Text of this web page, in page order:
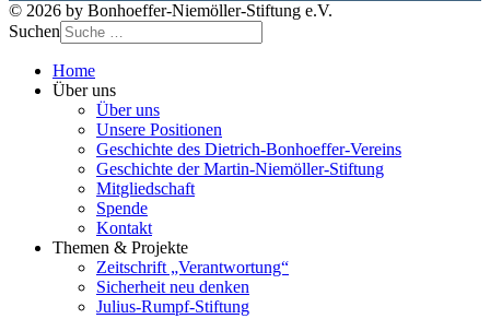
© 2026 by Bonhoeffer-Niemöller-Stiftung e.V.
Suchen
Home
Über uns
Über uns
Unsere Positionen
Geschichte des Dietrich-Bonhoeffer-Vereins
Geschichte der Martin-Niemöller-Stiftung
Mitgliedschaft
Spende
Kontakt
Themen & Projekte
Zeitschrift „Verantwortung“
Sicherheit neu denken
Julius-Rumpf-Stiftung